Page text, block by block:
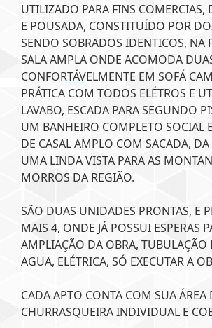
UTILIZADO PARA FINS COMERCIAS,
E POUSADA, CONSTITUÍDO POR
SENDO SOBRADOS IDENTICOS, NA
SALA AMPLA ONDE ACOMODA
CONFORTÁVELMENTE EM SOFÁ
PRÁTICA COM TODOS ELÉTROS E
LAVABO, ESCADA PARA SEGUNDO
UM BANHEIRO COMPLETO SOCIAL
DE CASAL AMPLO COM SACADA, DA
UMA LINDA VISTA PARA AS
MORROS DA REGIÃO.
SÃO DUAS UNIDADES PRONTAS, E
MAIS 4, ONDE JÁ POSSUI ESPERAS
AMPLIAÇÃO DA OBRA, TUBULAÇÃO
AGUA, ELÉTRICA, SÓ EXECUTAR A
CADA APTO CONTA COM SUA ÁREA
CHURRASQUEIRA INDIVIDUAL E